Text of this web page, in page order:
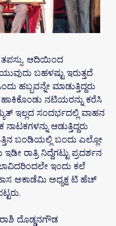
ತಪಸ್ಸು. ಆದಿಯಿಂದ
ಬಹಳಷ್ಟು ಇರುತ್ತದೆ
ಹಬ್ಬವನ್ನೇ ಮಾಡುತ್ತಿದ್ದರು
ಹಾಕಿಕೊಂಡು ನಟಿಯರನ್ನು ಕರೆಸಿ
ಇಲ್ಲದ ಸಂದರ್ಭದಲ್ಲಿ ವಾಹನ
ಆಡುತ್ತಿದ್ದರು
ಬಂಡಿಯಲ್ಲಿ ಬಂದು ಎಲ್ಲೋ
ರಾತ್ರಿ ನಿದ್ದೆಗಟ್ಟು ಪ್ರದರ್ಶನ
ಇಂದು ಕಲೆ
ಅಕಾಡೆಮಿ ಅಧ್ಯಕ್ಷ ಟಿ ಹೆಚ್
ದೊಡ್ಡನಗೌಡ